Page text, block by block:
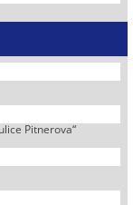
Pitnerova“